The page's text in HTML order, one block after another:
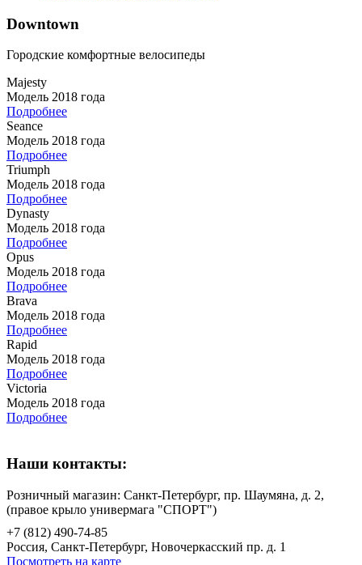
Downtown
Городские комфортные велосипеды
Majesty
Модель 2018 года
Подробнее
Seance
Модель 2018 года
Подробнее
Triumph
Модель 2018 года
Подробнее
Dynasty
Модель 2018 года
Подробнее
Opus
Модель 2018 года
Подробнее
Brava
Модель 2018 года
Подробнее
Rapid
Модель 2018 года
Подробнее
Victoria
Модель 2018 года
Подробнее
Наши контакты:
Розничный магазин: Санкт-Петербург, пр. Шаумяна, д. 2,
(правое крыло универмага "СПОРТ")
+7 (812) 490-74-85
Россия, Санкт-Петербург, Новочеркасский пр. д. 1
Посмотреть на карте